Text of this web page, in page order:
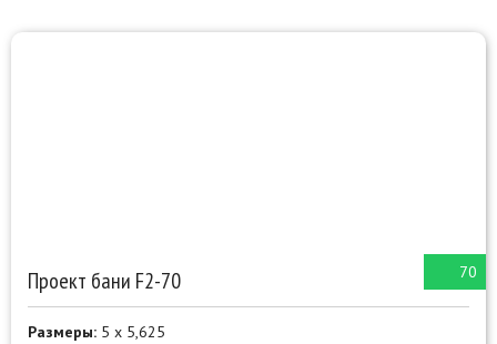
Проект бани F2-70 70
Размеры: 5 х 5,625